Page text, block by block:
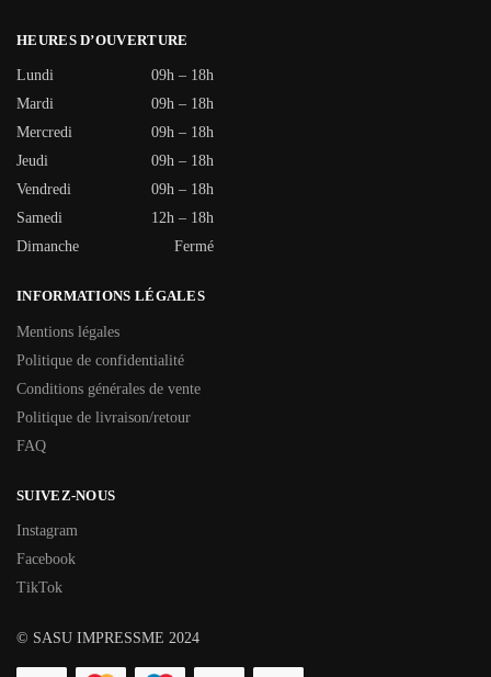
HEURES D’OUVERTURE
Lundi
09h – 18h
Mardi
09h – 18h
Mercredi
09h – 18h
Jeudi
09h – 18h
Vendredi
09h – 18h
Samedi
12h – 18h
Dimanche
Fermé
INFORMATIONS LÉGALES
Mentions légales
Politique de confidentialité
Conditions générales de vente
Politique de livraison/retour
FAQ
SUIVEZ-NOUS
Instagram
Facebook
TikTok
© SASU IMPRESSME 2024